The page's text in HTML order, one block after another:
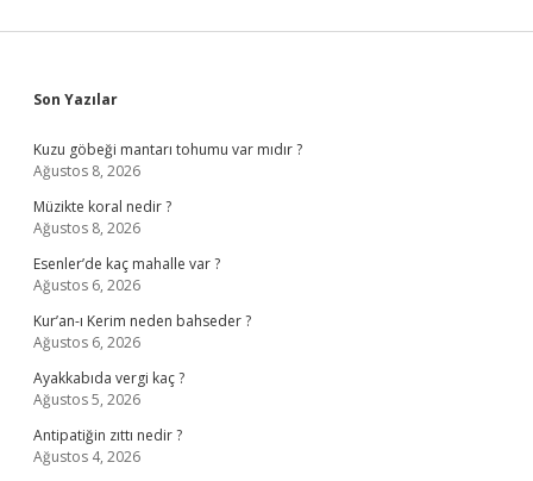
Sidebar
Son Yazılar
Kuzu göbeği mantarı tohumu var mıdır ?
Ağustos 8, 2026
Müzikte koral nedir ?
Ağustos 8, 2026
Esenler’de kaç mahalle var ?
Ağustos 6, 2026
Kur’an-ı Kerim neden bahseder ?
Ağustos 6, 2026
Ayakkabıda vergi kaç ?
Ağustos 5, 2026
Antipatiğin zıttı nedir ?
Ağustos 4, 2026